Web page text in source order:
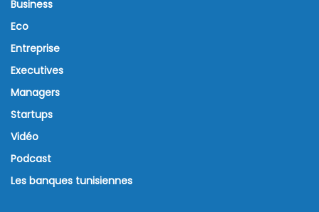
Business
Eco
Entreprise
Executives
Managers
Startups
Vidéo
Podcast
Les banques tunisiennes